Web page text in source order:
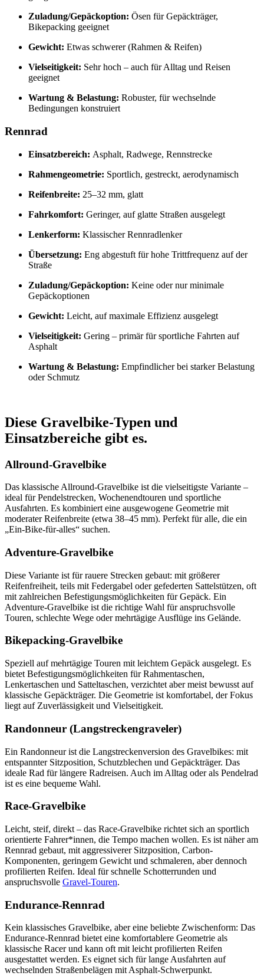
Zuladung/Gepäckoption: Ösen für Gepäckträger,
Bikepacking geeignet
Gewicht: Etwas schwerer (Rahmen & Reifen)
Vielseitigkeit: Sehr hoch – auch für Alltag und Reisen
geeignet
Wartung & Belastung: Robuster, für wechselnde
Bedingungen konstruiert
Rennrad
Einsatzbereich: Asphalt, Radwege, Rennstrecke
Rahmengeometrie: Sportlich, gestreckt, aerodynamisch
Reifenbreite: 25–32 mm, glatt
Fahrkomfort: Geringer, auf glatte Straßen ausgelegt
Lenkerform: Klassischer Rennradlenker
Übersetzung: Eng abgestuft für hohe Trittfrequenz auf der
Straße
Zuladung/Gepäckoption: Keine oder nur minimale
Gepäckoptionen
Gewicht: Leicht, auf maximale Effizienz ausgelegt
Vielseitigkeit: Gering – primär für sportliche Fahrten auf
Asphalt
Wartung & Belastung: Empfindlicher bei starker Belastung
oder Schmutz
Diese Gravelbike-Typen und
Einsatzbereiche gibt es.
Allround-Gravelbike
Das klassische Allround-Gravelbike ist die vielseitigste Variante –
ideal für Pendelstrecken, Wochenendtouren und sportliche
Ausfahrten. Es kombiniert eine ausgewogene Geometrie mit
moderater Reifenbreite (etwa 38–45 mm). Perfekt für alle, die ein
„Ein-Bike-für-alles“ suchen.
Adventure-Gravelbike
Diese Variante ist für rauere Strecken gebaut: mit größerer
Reifenfreiheit, teils mit Federgabel oder gefederten Sattelstützen, oft
mit zahlreichen Befestigungsmöglichkeiten für Gepäck. Ein
Adventure-Gravelbike ist die richtige Wahl für anspruchsvolle
Touren, schlechte Wege oder mehrtägige Ausflüge ins Gelände.
Bikepacking-Gravelbike
Speziell auf mehrtägige Touren mit leichtem Gepäck ausgelegt. Es
bietet Befestigungsmöglichkeiten für Rahmentaschen,
Lenkertaschen und Satteltaschen, verzichtet aber meist bewusst auf
klassische Gepäckträger. Die Geometrie ist komfortabel, der Fokus
liegt auf Zuverlässigkeit und Vielseitigkeit.
Randonneur (Langstreckengraveler)
Ein Randonneur ist die Langstreckenversion des Gravelbikes: mit
entspannter Sitzposition, Schutzblechen und Gepäckträger. Das
ideale Rad für längere Radreisen. Auch im Alltag oder als Pendelrad
ist es eine bequeme Wahl.
Race-Gravelbike
Leicht, steif, direkt – das Race-Gravelbike richtet sich an sportlich
orientierte Fahrer*innen, die Tempo machen wollen. Es ist näher am
Rennrad gebaut, mit aggressiverer Sitzposition, Carbon-
Komponenten, geringem Gewicht und schmaleren, aber dennoch
profilierten Reifen. Ideal für schnelle Schotterrunden und
anspruchsvolle Gravel-Touren.
Endurance-Rennrad
Kein klassisches Gravelbike, aber eine beliebte Zwischenform: Das
Endurance-Rennrad bietet eine komfortablere Geometrie als
klassische Racer und kann oft mit leicht profilierten Reifen
ausgestattet werden. Es eignet sich für lange Ausfahrten auf
wechselnden Straßenbelägen mit Asphalt-Schwerpunkt.